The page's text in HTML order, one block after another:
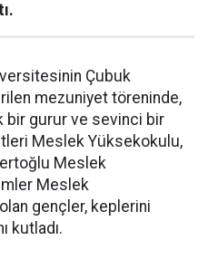
Çubuk
mezuniyet töreninde,
bir gurur ve sevinci bir
Meslek Yüksekokulu,
Meslek
Meslek
gençler, keplerini
kutladı.